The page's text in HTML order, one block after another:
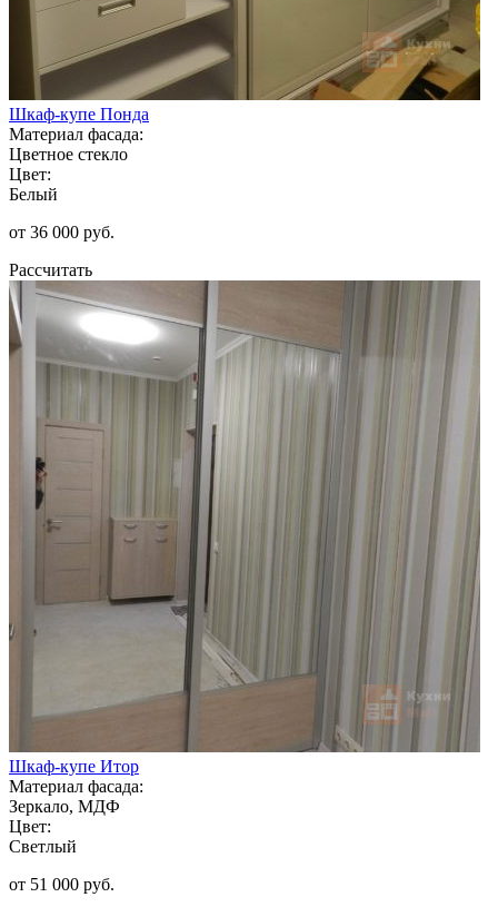
Шкаф-купе Понда
Материал фасада:
Цветное стекло
Цвет:
Белый
от 36 000 руб.
Рассчитать
Шкаф-купе Итор
Материал фасада:
Зеркало, МДФ
Цвет:
Светлый
от 51 000 руб.